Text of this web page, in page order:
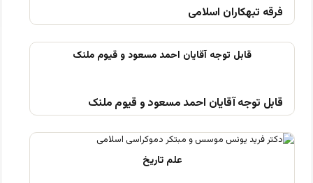
فرقه تبهکاران اسلامی
قابل توجه آقایان احمد مسعود و قیوم ملنک